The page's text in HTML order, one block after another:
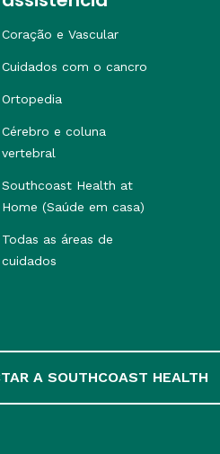
Coração e Vascular
Cuidados com o cancro
Ortopedia
Cérebro e coluna
vertebral
Southcoast Health at
Home (Saúde em casa)
Todas as áreas de
cuidados
A SOUTHCOAST HEALTH